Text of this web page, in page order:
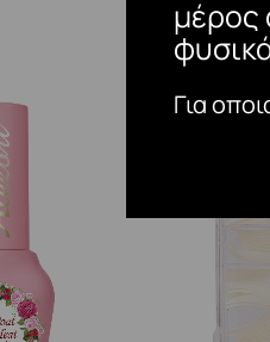
μέρος
Για